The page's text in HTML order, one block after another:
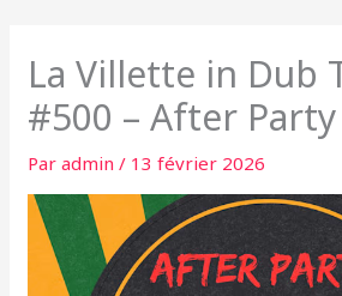
La Villette in Dub
#500 – After Party
Paradmin/ 13 février 2026